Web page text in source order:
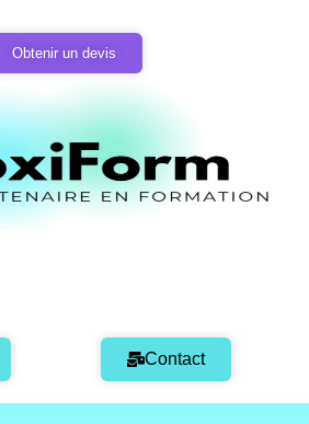
Obtenir un devis
Contact